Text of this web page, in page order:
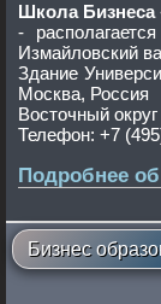
Школа Бизнеса
-
Измайловский
Здание
Москва, Россия
Восточный округ
Телефон:
Подробнее
Бизнес